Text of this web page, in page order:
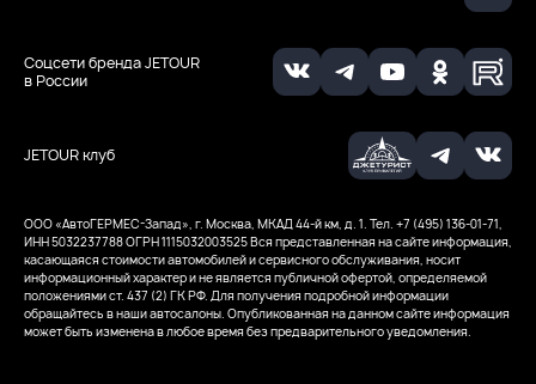
JETOUR клуб
Соцсети бренда JETOUR
в России
ООО ‭«АвтоГЕРМЕС-Запад», г. Москва, МКАД 44-й км, д. 1. Тел. +7 (495) 136-01-71,
ИНН 5032237788ОГРН 1115032003525Вся представленная на сайте информация,
касающаяся стоимости автомобилей и сервисного обслуживания, носит
информационный характер и не является публичной офертой, определяемой
положениями ст. 437 (2) ГК РФ. Для получения подробной информации
обращайтесь в наши автосалоны. Опубликованная на данном сайте информация
может быть изменена в любое время без предварительного уведомления.